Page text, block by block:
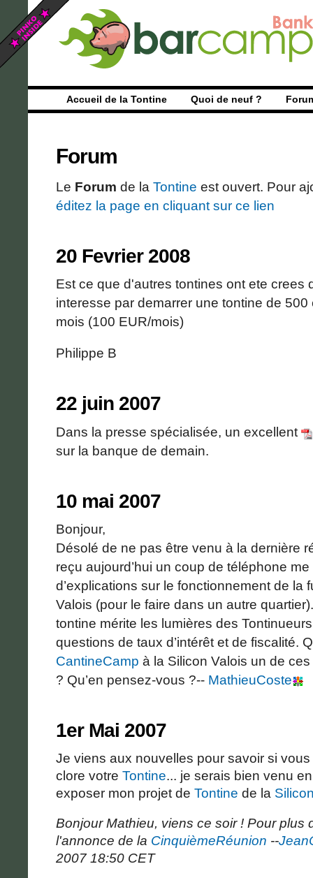
Accueil de la Tontine Quoi de neuf ?
Forum
Le Forum de la Tontine est ouvert. Pour
éditez la page en cliquant sur ce lien
20 Fevrier 2008
Est ce que d'autres tontines ont ete crees
interesse par demarrer une tontine de
mois (100 EUR/mois)
Philippe B
22 juin 2007
Dans la presse spécialisée, un excellent
sur la banque de demain.
10 mai 2007
Bonjour,
Désolé de ne pas être venu à la dernière
reçu aujourd’hui un coup de téléphone
d’explications sur le fonctionnement de la
Valois (pour le faire dans un autre
tontine mérite les lumières des
questions de taux d’intérêt et de fiscalité.
CantineCamp à la Silicon Valois un de
? Qu’en pensez-vous ?-- MathieuCoste
1er Mai 2007
Je viens aux nouvelles pour savoir si
clore votre Tontine... je serais bien venu
exposer mon projet de Tontine de la
Bonjour Mathieu, viens ce soir ! Pour plus
l'annonce de la CinquièmeRéunion --
2007 18:50 CET